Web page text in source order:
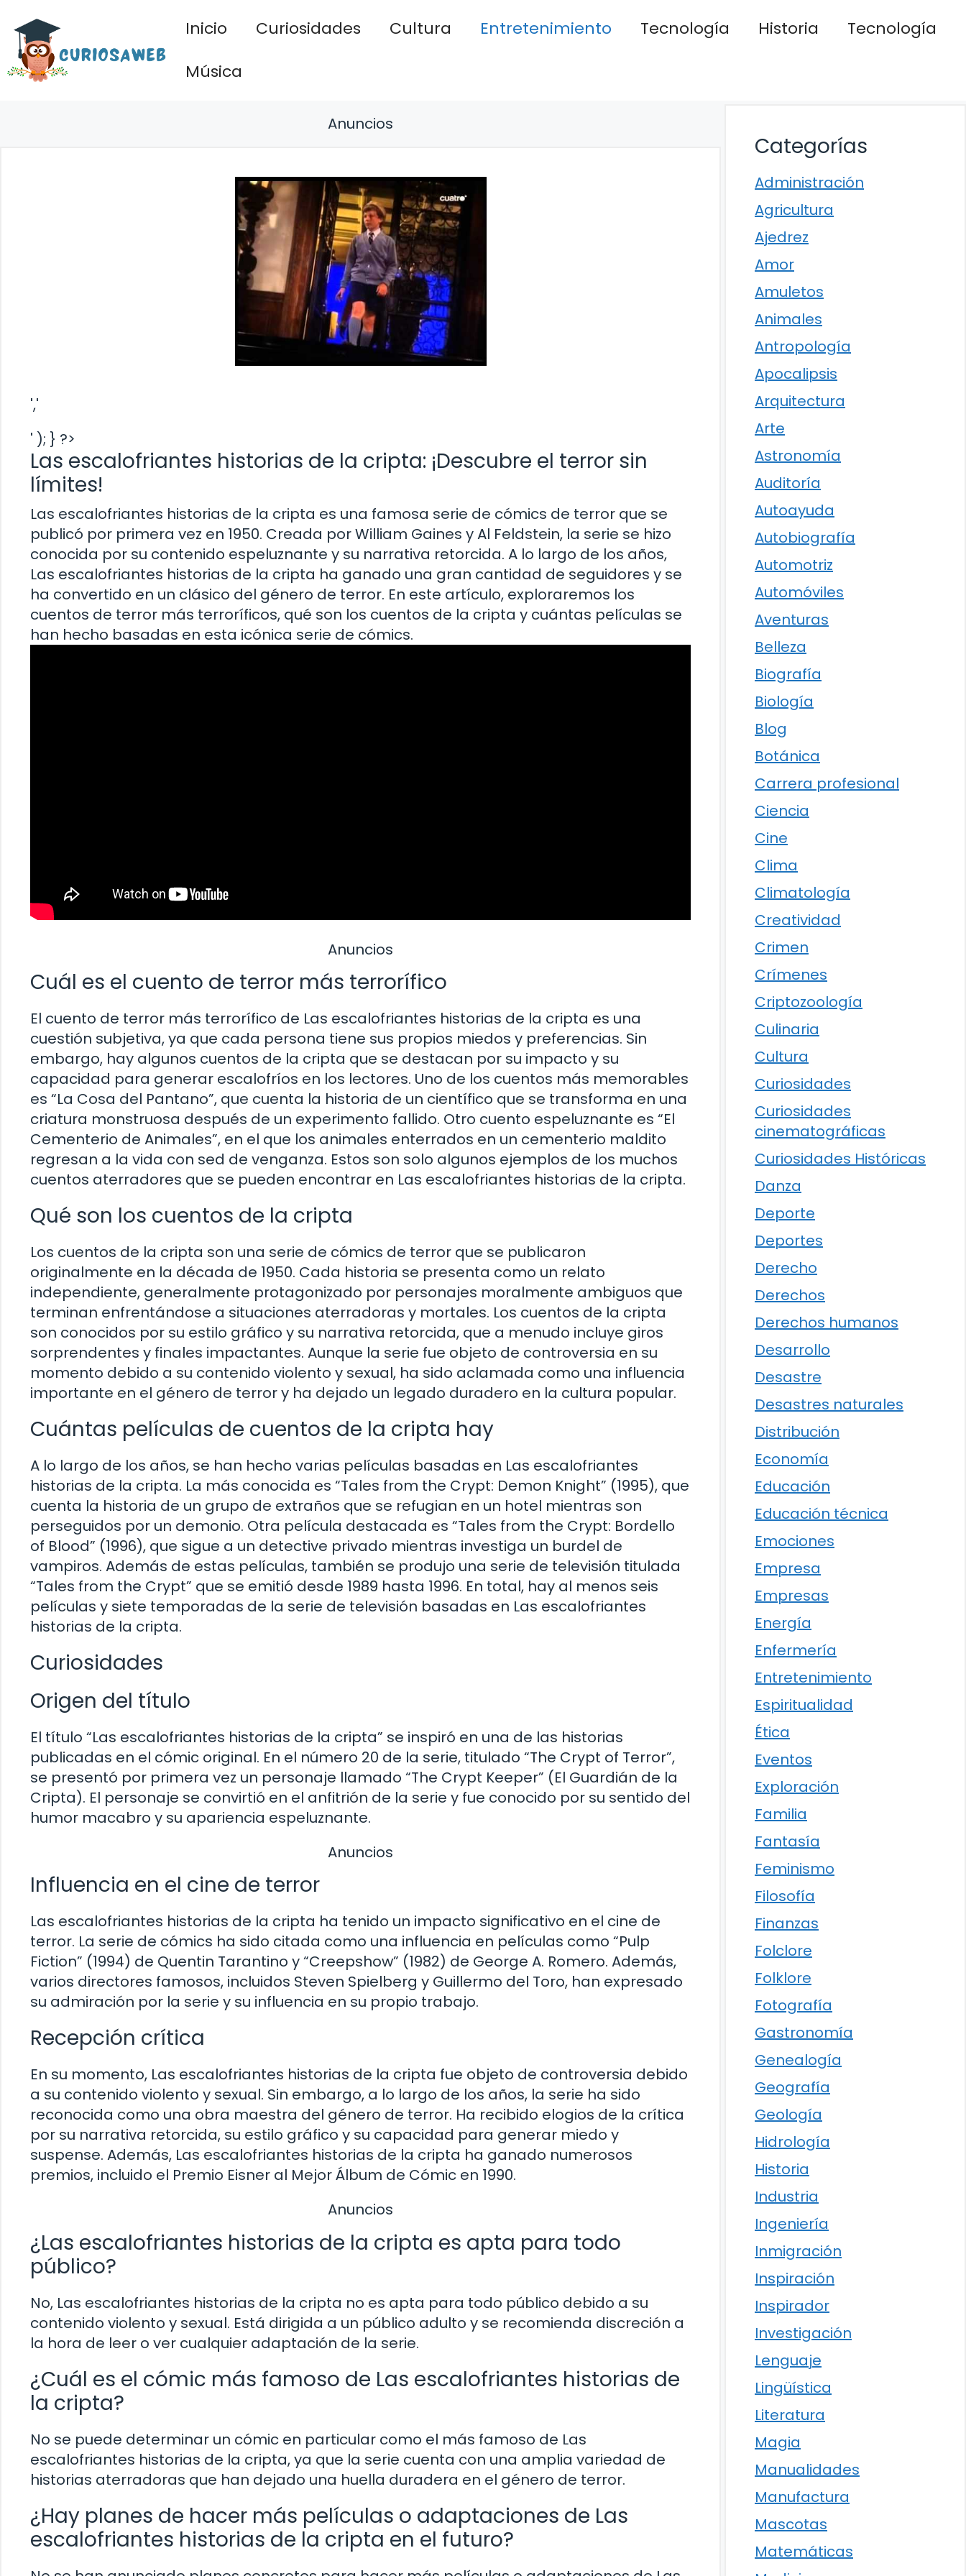
contenido
Inicio Curiosidades Cultura Entretenimiento Tecnología Historia
Tecnología
Música
Anuncios
','
' ); } ?>
Las escalofriantes historias de la cripta: ¡Descubre el terror sin
límites!
Las escalofriantes historias de la cripta es una famosa serie de cómics de terror que se
publicó por primera vez en 1950. Creada por William Gaines y Al Feldstein, la serie se hizo
conocida por su contenido espeluznante y su narrativa retorcida. A lo largo de los años,
Las escalofriantes historias de la cripta ha ganado una gran cantidad de seguidores y se
ha convertido en un clásico del género de terror. En este artículo, exploraremos los
cuentos de terror más terroríficos, qué son los cuentos de la cripta y cuántas películas se
han hecho basadas en esta icónica serie de cómics.
Anuncios
Cuál es el cuento de terror más terrorífico
El cuento de terror más terrorífico de Las escalofriantes historias de la cripta es una
cuestión subjetiva, ya que cada persona tiene sus propios miedos y preferencias. Sin
embargo, hay algunos cuentos de la cripta que se destacan por su impacto y su
capacidad para generar escalofríos en los lectores. Uno de los cuentos más memorables
es “La Cosa del Pantano”, que cuenta la historia de un científico que se transforma en una
criatura monstruosa después de un experimento fallido. Otro cuento espeluznante es “El
Cementerio de Animales”, en el que los animales enterrados en un cementerio maldito
regresan a la vida con sed de venganza. Estos son solo algunos ejemplos de los muchos
cuentos aterradores que se pueden encontrar en Las escalofriantes historias de la cripta.
Qué son los cuentos de la cripta
Los cuentos de la cripta son una serie de cómics de terror que se publicaron
originalmente en la década de 1950. Cada historia se presenta como un relato
independiente, generalmente protagonizado por personajes moralmente ambiguos que
terminan enfrentándose a situaciones aterradoras y mortales. Los cuentos de la cripta
son conocidos por su estilo gráfico y su narrativa retorcida, que a menudo incluye giros
sorprendentes y finales impactantes. Aunque la serie fue objeto de controversia en su
momento debido a su contenido violento y sexual, ha sido aclamada como una influencia
importante en el género de terror y ha dejado un legado duradero en la cultura popular.
Cuántas películas de cuentos de la cripta hay
A lo largo de los años, se han hecho varias películas basadas en Las escalofriantes
historias de la cripta. La más conocida es “Tales from the Crypt: Demon Knight” (1995), que
cuenta la historia de un grupo de extraños que se refugian en un hotel mientras son
perseguidos por un demonio. Otra película destacada es “Tales from the Crypt: Bordello
of Blood” (1996), que sigue a un detective privado mientras investiga un burdel de
vampiros. Además de estas películas, también se produjo una serie de televisión titulada
“Tales from the Crypt” que se emitió desde 1989 hasta 1996. En total, hay al menos seis
películas y siete temporadas de la serie de televisión basadas en Las escalofriantes
historias de la cripta.
Curiosidades
Origen del título
El título “Las escalofriantes historias de la cripta” se inspiró en una de las historias
publicadas en el cómic original. En el número 20 de la serie, titulado “The Crypt of Terror”,
se presentó por primera vez un personaje llamado “The Crypt Keeper” (El Guardián de la
Cripta). El personaje se convirtió en el anfitrión de la serie y fue conocido por su sentido del
humor macabro y su apariencia espeluznante.
Anuncios
Influencia en el cine de terror
Las escalofriantes historias de la cripta ha tenido un impacto significativo en el cine de
terror. La serie de cómics ha sido citada como una influencia en películas como “Pulp
Fiction” (1994) de Quentin Tarantino y “Creepshow” (1982) de George A. Romero. Además,
varios directores famosos, incluidos Steven Spielberg y Guillermo del Toro, han expresado
su admiración por la serie y su influencia en su propio trabajo.
Recepción crítica
En su momento, Las escalofriantes historias de la cripta fue objeto de controversia debido
a su contenido violento y sexual. Sin embargo, a lo largo de los años, la serie ha sido
reconocida como una obra maestra del género de terror. Ha recibido elogios de la crítica
por su narrativa retorcida, su estilo gráfico y su capacidad para generar miedo y
suspense. Además, Las escalofriantes historias de la cripta ha ganado numerosos
premios, incluido el Premio Eisner al Mejor Álbum de Cómic en 1990.
Anuncios
¿Las escalofriantes historias de la cripta es apta para todo
público?
No, Las escalofriantes historias de la cripta no es apta para todo público debido a su
contenido violento y sexual. Está dirigida a un público adulto y se recomienda discreción a
la hora de leer o ver cualquier adaptación de la serie.
¿Cuál es el cómic más famoso de Las escalofriantes historias de
la cripta?
No se puede determinar un cómic en particular como el más famoso de Las
escalofriantes historias de la cripta, ya que la serie cuenta con una amplia variedad de
historias aterradoras que han dejado una huella duradera en el género de terror.
¿Hay planes de hacer más películas o adaptaciones de Las
escalofriantes historias de la cripta en el futuro?
Categorías
Administración
Agricultura
Ajedrez
Amor
Amuletos
Animales
Antropología
Apocalipsis
Arquitectura
Arte
Astronomía
Auditoría
Autoayuda
Autobiografía
Automotriz
Automóviles
Aventuras
Belleza
Biografía
Biología
Blog
Botánica
Carrera profesional
Ciencia
Cine
Clima
Climatología
Creatividad
Crimen
Crímenes
Criptozoología
Culinaria
Cultura
Curiosidades
Curiosidades
cinematográficas
Curiosidades Históricas
Danza
Deporte
Deportes
Derecho
Derechos
Derechos humanos
Desarrollo
Desastre
Desastres naturales
Distribución
Economía
Educación
Educación técnica
Emociones
Empresa
Empresas
Energía
Enfermería
Entretenimiento
Espiritualidad
Ética
Eventos
Exploración
Familia
Fantasía
Feminismo
Filosofía
Finanzas
Folclore
Folklore
Fotografía
Gastronomía
Genealogía
Geografía
Geología
Hidrología
Historia
Industria
Ingeniería
Inmigración
Inspiración
Inspirador
Investigación
Lenguaje
Lingüística
Literatura
Magia
Manualidades
Manufactura
Mascotas
Matemáticas